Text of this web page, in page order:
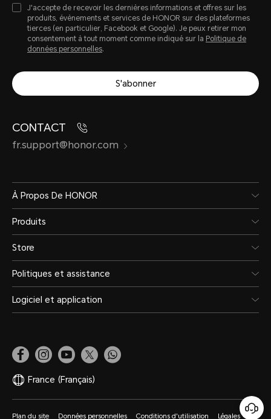
J'accepte de recevoir les dernières informations et offres sur les
produits, évènements et services de HONOR sur des plateformes
tierces (en particulier, Facebook et Google). Je peux retirer mon
consentement à tout moment comme indiqué sur la Politique de
données personnelles.
S'abonner
CONTACT
fr.support@honor.com
À Propos De HONOR
Produits
Store
Politiques et assistance
Logiciel et application
France (Français)
Plan du site Données personnelles Conditions d'utilisation Légales